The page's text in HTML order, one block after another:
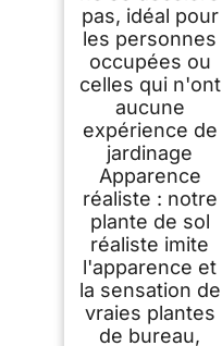
pas, idéal pour
les personnes
occupées ou
celles qui n'ont
aucune
expérience de
jardinage
Apparence
réaliste : notre
plante de sol
réaliste imite
l'apparence et
la sensation de
vraies plantes
de bureau,